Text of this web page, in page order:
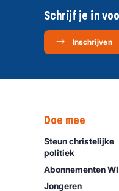
Schrijf je in
Inschrijven
Doe mee
Steun christelijke
politiek
Abonnementen WI
Jongeren